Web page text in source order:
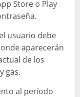
Store o Play
usuario debe
aparecerán
de los
gas.
al período